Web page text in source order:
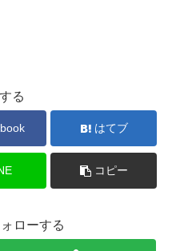
る
はてブ
コピー
ローする